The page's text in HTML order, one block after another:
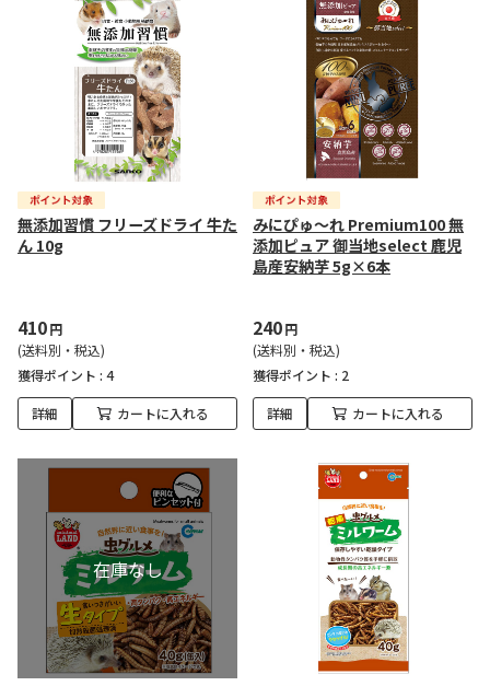
無添加習慣 フリーズドライ 牛た
ん 10g
410円
(送料別・税込)
獲得ポイント : 4
詳細 カートに入れる
みにぴゅ～れ Premium100 無
添加ピュア 御当地select 鹿児
島産安納芋 5g×6本
240円
(送料別・税込)
獲得ポイント : 2
詳細 カートに入れる